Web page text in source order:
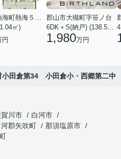
㎡)
円
郡山市大槻町字笹ノ台
1,980万円
田倉第34 小田倉小・西郷第二中
川市
白河市
郡矢吹町
那須塩原市